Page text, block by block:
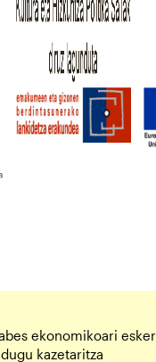
ekonomikoari esker
kazetaritza